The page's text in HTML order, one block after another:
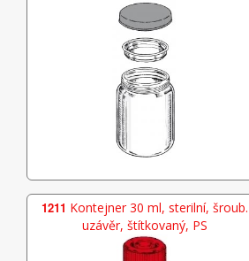
1211 Kontejner 30 ml, sterilní, šroub.
uzávěr, štítkovaný, PS